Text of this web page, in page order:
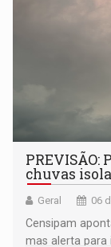
PREVISÃO:
chuvas
Geral 06
Censipam
mas alerta para